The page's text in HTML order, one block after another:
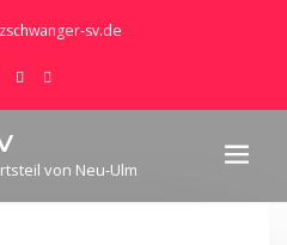
sv.de
von Neu-Ulm